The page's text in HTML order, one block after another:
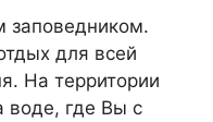
заповедником.
для всей
На территории
воде, где Вы с